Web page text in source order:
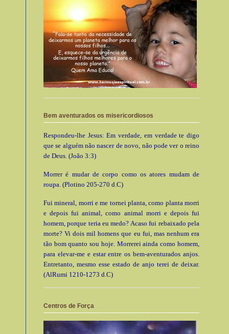
Bem aventurados os misericordiosos
Respondeu-lhe Jesus: Em verdade, em verdade te digo
que se alguém não nascer de novo, não pode ver o reino
de Deus. (João 3:3)
Morrer é mudar de corpo como os atores mudam de
roupa. (Plotino 205-270 d.C)
Fui mineral, morri e me tornei planta, como planta morri
e depois fui animal, como animal morri e depois fui
homem, porque teria eu medo? Acaso fui rebaixado pela
morte? Vi dois mil homens que eu fui, mas nenhum era
tão bom quanto sou hoje. Morrerei ainda como homem,
para elevar-me e estar entre os bem-aventurados anjos.
Entretanto, mesmo esse estado de anjo terei de deixar.
(AlRumi 1210-1273 d.C)
Centros de Força